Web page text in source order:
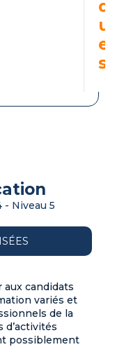
q
u
e
s
- Niveau 5
aux candidats
variés et
de la
d’activités
possiblement